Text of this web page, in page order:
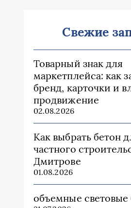
Свежие
Товарный знак для
маркетплейса: как
бренд, карточки и
продвижение
02.08.2026
Как выбрать бетон
частного
Дмитрове
01.08.2026
объемные световые